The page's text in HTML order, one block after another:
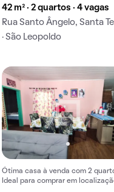
42 m² · 2 quartos · 4 vagas
Rua Santo Ângelo, Santa
· São Leopoldo
Ótima casa à venda com 2
Ideal para comprar em